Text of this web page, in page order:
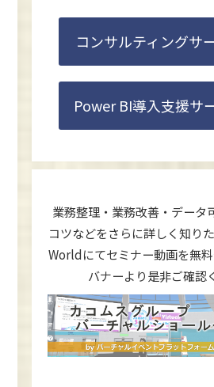
コンサルティングサ
Power BI導入支援サ
業務整理・業務改善・データ
コツなどをさらに詳しく知りた
Worldにてセミナー動画を無
バナーより是非ご確認